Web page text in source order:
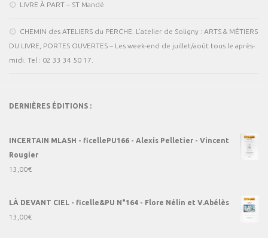
LIVRE À PART – ST Mandé
CHEMIN des ATELIERS du PERCHE. L’atelier de Soligny : ARTS & MÉTIERS
DU LIVRE, PORTES OUVERTES – Les week-end de juillet/août tous le après-
midi. Tel : 02 33 34 50 17.
DERNIÈRES ÉDITIONS :
INCERTAIN MLASH - ficellePU166 - Alexis Pelletier - Vincent
Rougier
13,00€
LÀ DEVANT CIEL - ficelle&PU N°164 - Flore Nélin et V.Abélès
13,00€